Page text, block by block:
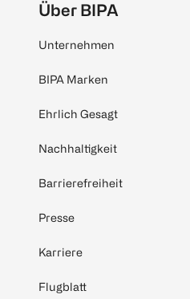
Über BIPA
Unternehmen
BIPA Marken
Ehrlich Gesagt
Nachhaltigkeit
Barrierefreiheit
Presse
Karriere
Flugblatt